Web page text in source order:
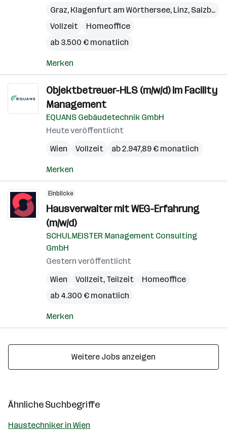
Graz, Klagenfurt am Wörthersee, Linz, Salzburg
Vollzeit
Homeoffice
ab 3.500 € monatlich
Merken
Objektbetreuer-HLS (m/w/d) im Facility
Management
EQUANS Gebäudetechnik GmbH
Heute veröffentlicht
Wien
Vollzeit ab 2.947,89 € monatlich
Merken
Einblicke
Hausverwalter mit WEG-Erfahrung
(m/w/d)
SCHULMEISTER Management Consulting
GmbH
Gestern veröffentlicht
Wien
Vollzeit, Teilzeit
Homeoffice
ab 4.300 € monatlich
Merken
Weitere Jobs anzeigen
Ähnliche Suchbegriffe
Haustechniker in Wien